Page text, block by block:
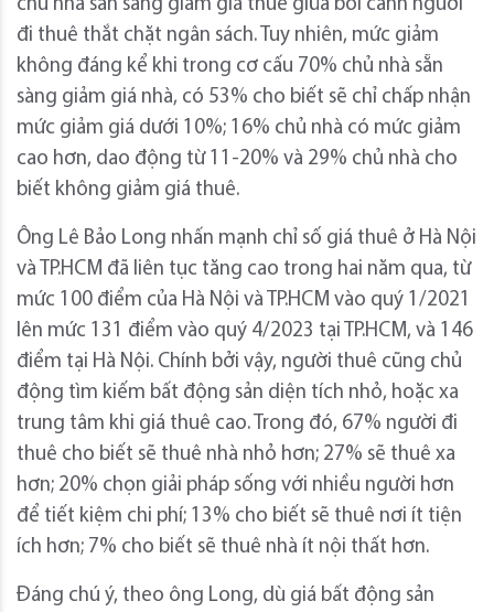
chủ nhà sẵn sàng giảm giá thuê giữa bối cảnh người
đi thuê thắt chặt ngân sách. Tuy nhiên, mức giảm
không đáng kể khi trong cơ cấu 70% chủ nhà sẵn
sàng giảm giá nhà, có 53% cho biết sẽ chỉ chấp nhận
mức giảm giá dưới 10%; 16% chủ nhà có mức giảm
cao hơn, dao động từ 11-20% và 29% chủ nhà cho
biết không giảm giá thuê.
Ông Lê Bảo Long nhấn mạnh chỉ số giá thuê ở Hà Nội
và TP.HCM đã liên tục tăng cao trong hai năm qua, từ
mức 100 điểm của Hà Nội và TP.HCM vào quý 1/2021
lên mức 131 điểm vào quý 4/2023 tại TP.HCM, và 146
điểm tại Hà Nội. Chính bởi vậy, người thuê cũng chủ
động tìm kiếm bất động sản diện tích nhỏ, hoặc xa
trung tâm khi giá thuê cao. Trong đó, 67% người đi
thuê cho biết sẽ thuê nhà nhỏ hơn; 27% sẽ thuê xa
hơn; 20% chọn giải pháp sống với nhiều người hơn
để tiết kiệm chi phí; 13% cho biết sẽ thuê nơi ít tiện
ích hơn; 7% cho biết sẽ thuê nhà ít nội thất hơn.
Đáng chú ý, theo ông Long, dù giá bất động sản